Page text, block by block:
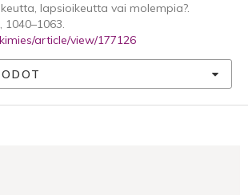
lapsioikeutta vai molempia?.
1040–1063.
article/view/177126